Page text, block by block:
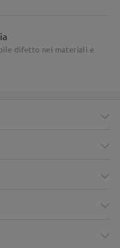
difetto nei materiali e